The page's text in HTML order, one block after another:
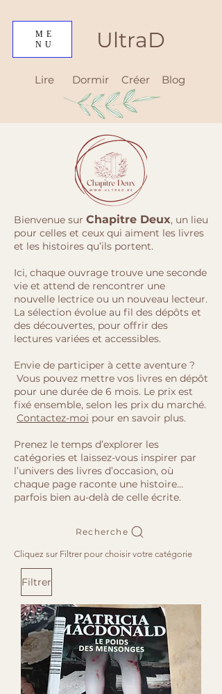
ME
NU
UltraD
Lire Créer
Dormir Blog
Bienvenue sur Chapitre Deux, un lieu
pour celles et ceux qui aiment les livres
et les histoires qu’ils portent.
Ici, chaque ouvrage trouve une seconde
vie et attend de rencontrer une
nouvelle lectrice ou un nouveau lecteur.
La sélection évolue au fil des dépôts et
des découvertes, pour offrir des
lectures variées et accessibles.
Envie de participer à cette aventure ?
Vous pouvez mettre vos livres en dépôt
pour une durée de 6 mois. Le prix est
fixé ensemble, selon les prix du marché.
Contactez-moi pour en savoir plus.
Prenez le temps d’explorer les
catégories et laissez-vous inspirer par
l’univers des livres d’occasion, où
chaque page raconte une histoire…
parfois bien au-delà de celle écrite.
Recherche
Cliquez sur Filtrer pour choisir votre catégorie
Filtrer